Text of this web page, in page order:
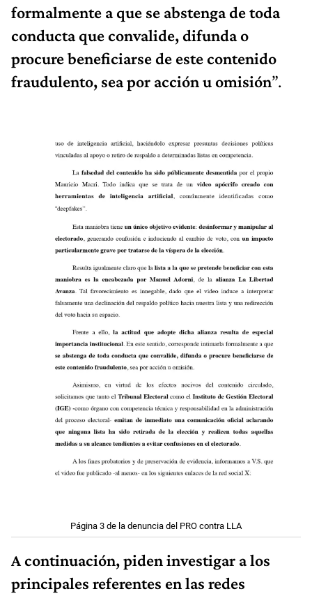
formalmente a que se abstenga de toda
conducta que convalide, difunda o
procure beneficiarse de este contenido
fraudulento, sea por acción u omisión”.
Página 3 de la denuncia del PRO contra LLA
A continuación, piden investigar a los
principales referentes en las redes